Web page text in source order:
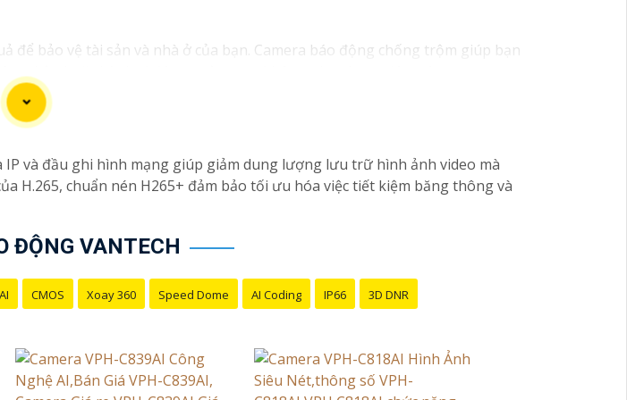
để bảo vệ tài sản và nhà ở của bạn. Camera báo động chống trộm giúp bạn
nhập hoặc hành vi đáng ngờ trong không gian được giám sát.
thể liên hệ với các công ty cung cấp dịch vụ lắp đặt camera hoặc công ty
phẩm camera báo động trên thị trường và tự lắp đặt nếu bạn muốn.
và đầu ghi hình mạng giúp giảm dung lượng lưu trữ hình ảnh video mà
H.265, chuẩn nén H265+ đảm bảo tối ưu hóa việc tiết kiệm băng thông và
ĐỘNG VANTECH
AI CMOS Xoay 360 Speed Dome AI Coding IP66 3D DNR